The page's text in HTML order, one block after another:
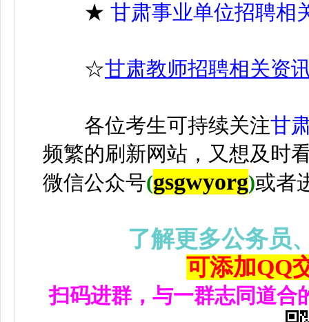
★ 甘肃事业单位招聘相
☆甘肃教师招聘相关资
各位考生可持续关注甘
频繁的刷新网站，又想及时
微信公众号(gsgwyorg)或者
了解更多公务员
可添加QQ
扫码进群，与一群志同道合